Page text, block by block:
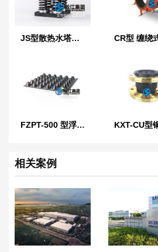
JS型散热水塔弹簧减震器
FZPT-500 型浮筑平台橡胶隔振隔声垫
相关案例